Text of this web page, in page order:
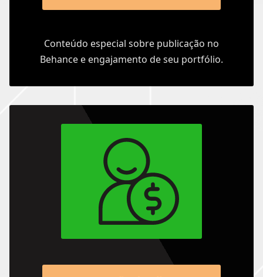
Conteúdo especial sobre publicação no
Behance e engajamento de seu portfólio.